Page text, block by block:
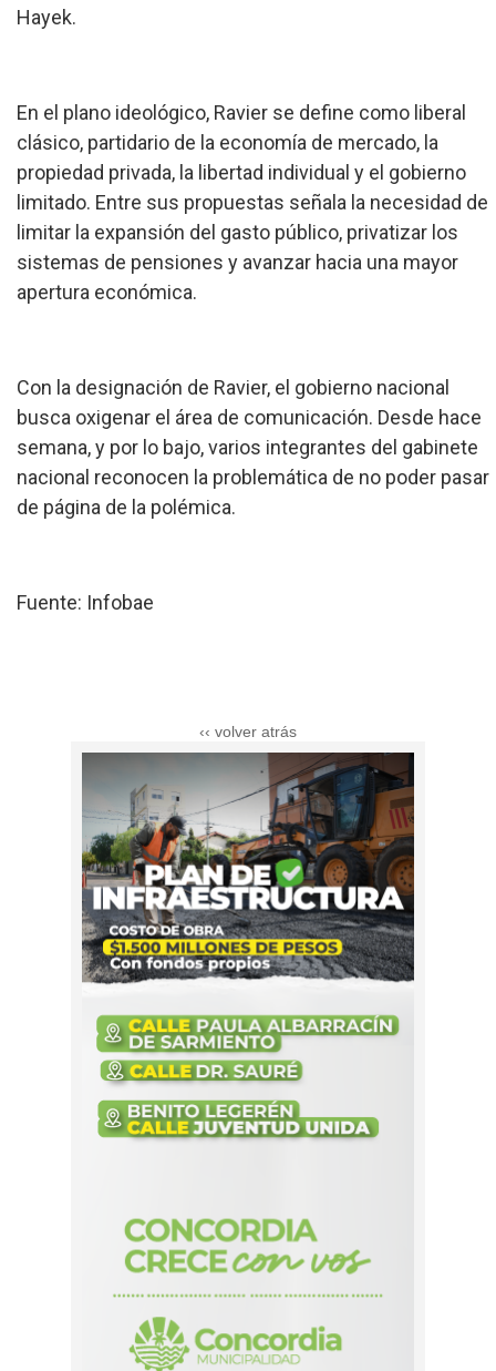
Hayek.
En el plano ideológico, Ravier se define como liberal
clásico, partidario de la economía de mercado, la
propiedad privada, la libertad individual y el gobierno
limitado. Entre sus propuestas señala la necesidad de
limitar la expansión del gasto público, privatizar los
sistemas de pensiones y avanzar hacia una mayor
apertura económica.
Con la designación de Ravier, el gobierno nacional
busca oxigenar el área de comunicación. Desde hace
semana, y por lo bajo, varios integrantes del gabinete
nacional reconocen la problemática de no poder pasar
de página de la polémica.
Fuente: Infobae
‹‹ volver atrás